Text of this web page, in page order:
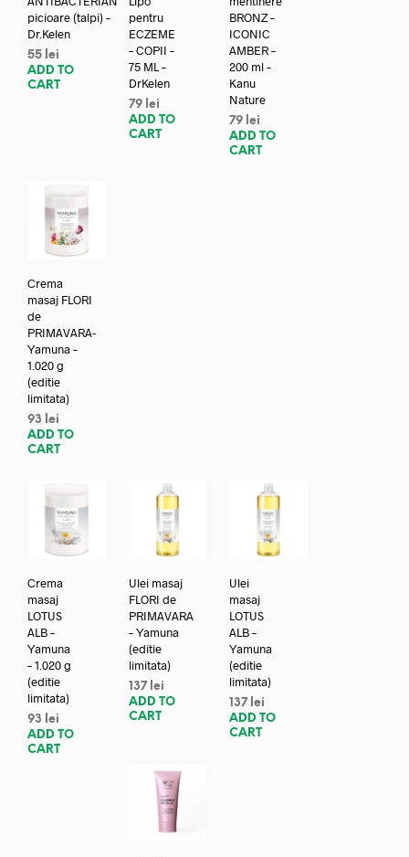
picioare (talpi) –
Dr.Kelen
55 lei
ADD TO
CART
pentru
ECZEME
– COPII –
75 ML –
DrKelen
79 lei
ADD TO
CART
BRONZ –
ICONIC
AMBER –
200 ml –
Kanu
Nature
79 lei
ADD TO
CART
Crema
masaj FLORI
de
PRIMAVARA-
Yamuna –
1.020 g
(editie
limitata)
93
lei
ADD TO
CART
Crema
masaj
LOTUS
ALB –
Yamuna
– 1.020 g
(editie
limitata)
93
lei
ADD TO
CART
Ulei masaj
FLORI de
PRIMAVARA
– Yamuna
(editie
limitata)
137 lei
ADD TO
CART
Ulei
masaj
LOTUS
ALB –
Yamuna
(editie
limitata)
137 lei
ADD TO
CART